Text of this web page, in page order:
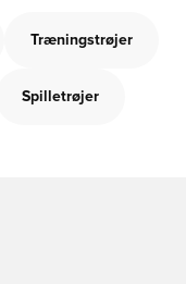
Træningstrøjer
Spilletrøjer